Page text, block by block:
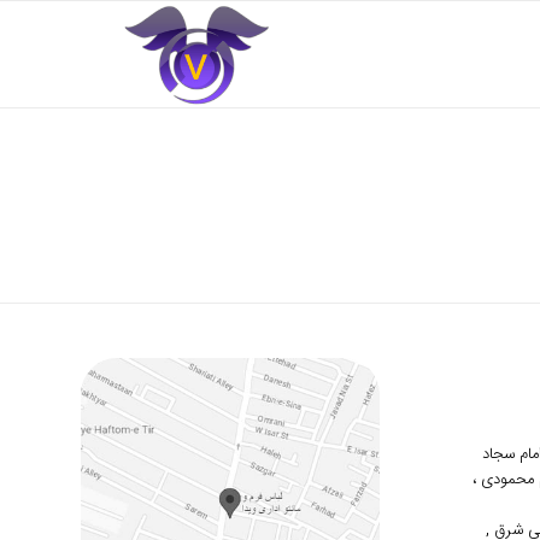
امام سجاد
محمودی ،
شرق ,